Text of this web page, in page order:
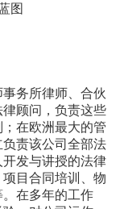
图
务所律师、合伙
顾问，负责这些
在欧洲最大的管
责该公司全部法
发与讲授的法律
目合同培训、物
在多年的工作